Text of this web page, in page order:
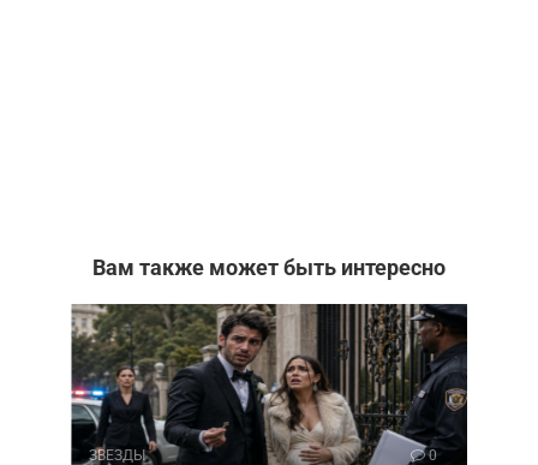
Вам также может быть интересно
ЗВЕЗДЫ 0